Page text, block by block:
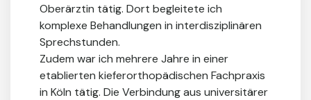
Oberärztin tätig. Dort begleitete ich
komplexe Behandlungen in interdisziplinären
Sprechstunden.
Zudem war ich mehrere Jahre in einer
etablierten kieferorthopädischen Fachpraxis
in Köln tätig. Die Verbindung aus universitärer